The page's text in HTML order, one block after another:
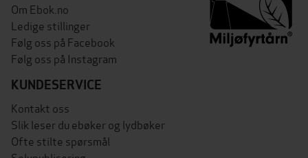
Om Ebok.no
Ledige stillinger
Følg oss på Facebook
Følg oss på Instagram
KUNDESERVICE
Kontakt oss
Slik leser du ebøker og lydbøker
Ofte stilte spørsmål